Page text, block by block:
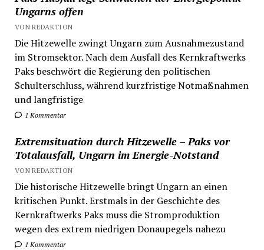
Ungarns offen
VON REDAKTION
Die Hitzewelle zwingt Ungarn zum Ausnahmezustand
im Stromsektor. Nach dem Ausfall des Kernkraftwerks
Paks beschwört die Regierung den politischen
Schulterschluss, während kurzfristige Notmaßnahmen
und langfristige
1 Kommentar
Extremsituation durch Hitzewelle – Paks vor
Totalausfall, Ungarn im Energie-Notstand
VON REDAKTION
Die historische Hitzewelle bringt Ungarn an einen
kritischen Punkt. Erstmals in der Geschichte des
Kernkraftwerks Paks muss die Stromproduktion
wegen des extrem niedrigen Donaupegels nahezu
1 Kommentar